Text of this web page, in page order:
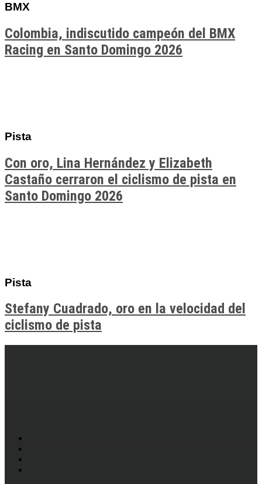
BMX
Colombia, indiscutido campeón del BMX
Racing en Santo Domingo 2026
Pista
Con oro, Lina Hernández y Elizabeth
Castaño cerraron el ciclismo de pista en
Santo Domingo 2026
Pista
Stefany Cuadrado, oro en la velocidad del
ciclismo de pista